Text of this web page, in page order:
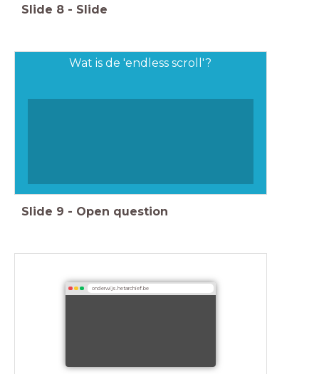
Slide 8 - Slide
Wat is de 'endless scroll'?
Slide 9 - Open question
onderwijs.hetarchief.be